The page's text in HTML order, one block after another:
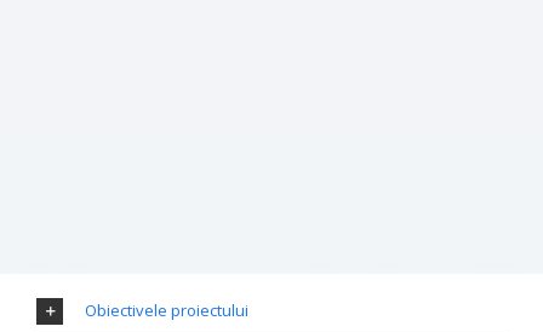
Obiectivele proiectului